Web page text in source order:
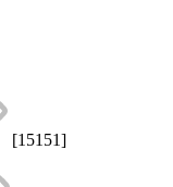
[15151]